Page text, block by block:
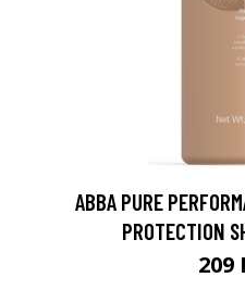
ABBA PURE
PROTECTION
209